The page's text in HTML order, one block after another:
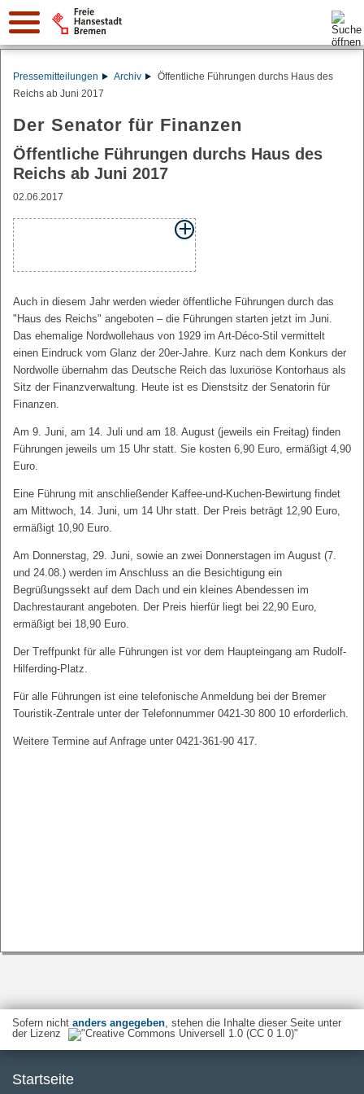
Suche:
Pressemitteilungen Archiv
Öffentliche Führungen durchs Haus des
Reichs ab Juni 2017
Der Senator für Finanzen
Öffentliche Führungen durchs Haus des
Reichs ab Juni 2017
02.06.2017
Auch in diesem Jahr werden wieder öffentliche Führungen durch das
"Haus des Reichs" angeboten – die Führungen starten jetzt im Juni.
Das ehemalige Nordwollehaus von 1929 im Art-Déco-Stil vermittelt
einen Eindruck vom Glanz der 20er-Jahre. Kurz nach dem Konkurs der
Nordwolle übernahm das Deutsche Reich das luxuriöse Kontorhaus als
Sitz der Finanzverwaltung. Heute ist es Dienstsitz der Senatorin für
Finanzen.
Am 9. Juni, am 14. Juli und am 18. August (jeweils ein Freitag) finden
Führungen jeweils um 15 Uhr statt. Sie kosten 6,90 Euro, ermäßigt 4,90
Euro.
Eine Führung mit anschließender Kaffee-und-Kuchen-Bewirtung findet
am Mittwoch, 14. Juni, um 14 Uhr statt. Der Preis beträgt 12,90 Euro,
ermäßigt 10,90 Euro.
Am Donnerstag, 29. Juni, sowie an zwei Donnerstagen im August (7.
und 24.08.) werden im Anschluss an die Besichtigung ein
Begrüßungssekt auf dem Dach und ein kleines Abendessen im
Dachrestaurant angeboten. Der Preis hierfür liegt bei 22,90 Euro,
ermäßigt bei 18,90 Euro.
Der Treffpunkt für alle Führungen ist vor dem Haupteingang am Rudolf-
Hilferding-Platz.
Für alle Führungen ist eine telefonische Anmeldung bei der Bremer
Touristik-Zentrale unter der Telefonnummer 0421-30 800 10 erforderlich.
Weitere Termine auf Anfrage unter 0421-361-90 417.
Sofern nicht anders angegeben, stehen die Inhalte dieser Seite unter
der Lizenz
Startseite